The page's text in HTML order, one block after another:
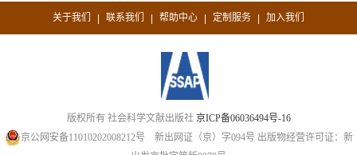
关于我们 | 联系我们 | 帮助中心 | 定制服务 | 加入我们
版权所有 社会科学文献出版社 京ICP备06036494号-16
京公网安备11010202008212号 新出网证（京）字094号 出版物经营许可证：新